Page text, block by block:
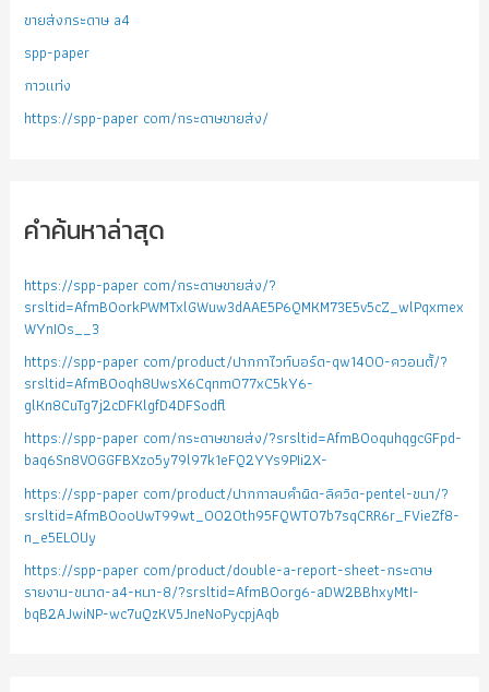
ขายส่งกระดาษ a4
spp-paper
กาวแท่ง
https://spp-paper com/กระดาษขายส่ง/
คำค้นหาล่าสุด
https://spp-paper com/กระดาษขายส่ง/?
srsltid=AfmBOorkPWMTxlGWuw3dAAE5P6QMKM73E5v5cZ_wlPqxmex
WYnIOs__3
https://spp-paper com/product/ปากกาไวท์บอร์ด-qw1400-ควอนตั้/?
srsltid=AfmBOoqh8UwsX6Cqnm077xC5kY6-
glKn8CuTg7j2cDFKlgfD4DFSodfl
https://spp-paper com/กระดาษขายส่ง/?srsltid=AfmBOoquhqgcGFpd-
baq6Sn8VOGGFBXzo5y79l97k1eFQ2YYs9PIi2X-
https://spp-paper com/product/ปากกาลบคำผิด-ลิควิด-pentel-ขนา/?
srsltid=AfmBOooUwT99wt_0020th95FQWTO7b7sqCRR6r_FVieZf8-
n_e5EL0Uy
https://spp-paper com/product/double-a-report-sheet-กระดาษ
รายงาน-ขนาด-a4-หนา-8/?srsltid=AfmBOorg6-aDW2BBhxyMtI-
bqB2AJwiNP-wc7uQzKV5JneNoPycpjAqb